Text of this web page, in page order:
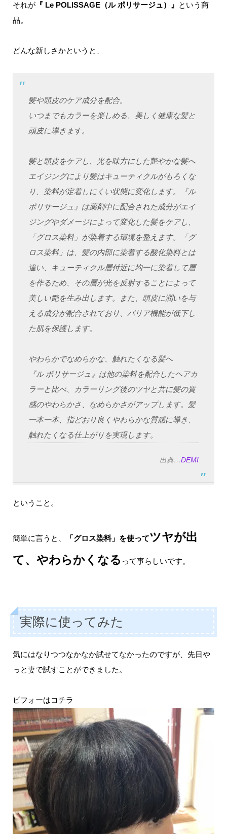
それが『 Le POLISSAGE（ル ポリサージュ）』 という商
品。
どんな新しさかというと、
髪や頭皮のケア成分を配合。
いつまでもカラーを楽しめる、美しく健康な髪と
頭皮に導きます。
髪と頭皮をケアし、光を味方にした艷やかな髪へ
エイジングにより髪はキューティクルがもろくな
り、染料が定着しにくい状態に変化します。『ル
ポリサージュ』は薬剤中に配合された成分がエイ
ジングやダメージによって変化した髪をケアし、
「グロス染料」が染着する環境を整えます。「グ
ロス染料」は、髪の内部に染着する酸化染料とは
違い、キューティクル層付近に均一に染着して層
を作るため、その層が光を反射することによって
美しい艶を生み出します。また、頭皮に潤いを与
える成分が配合されており、バリア機能が低下し
た肌を保護します。
やわらかでなめらかな、触れたくなる髪へ
『ル ポリサージュ』は他の染料を配合したヘアカ
ラーと比べ、カラーリング後のツヤと共に髪の質
感のやわらかさ、なめらかさがアップします。髪
一本一本、指どおり良くやわらかな質感に導き、
触れたくなる仕上がりを実現します。
出典…DEMI
ということ。
簡単に言うと、 「グロス染料」を使ってツヤが出
て、やわらかくなる って事らしいです。
実際に使ってみた
気にはなりつつなかなか試せてなかったのですが、先日や
っと妻で試すことができました。
ビフォーはコチラ